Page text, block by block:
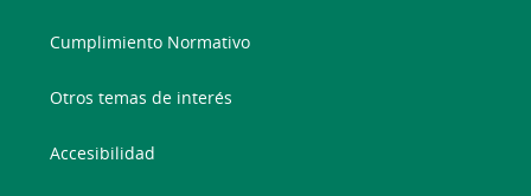
Cumplimiento Normativo
Otros temas de interés
Accesibilidad